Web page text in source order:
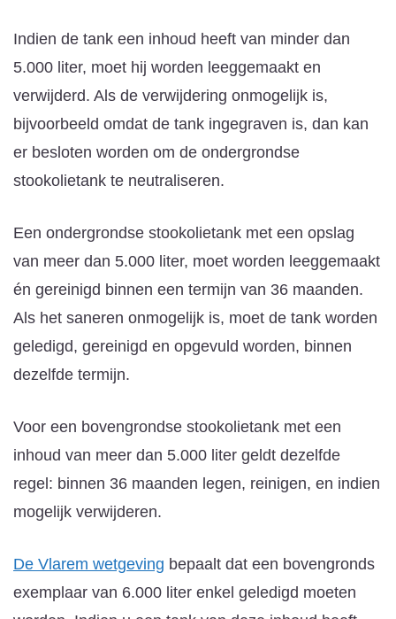
Indien de tank een inhoud heeft van minder dan
5.000 liter, moet hij worden leeggemaakt en
verwijderd. Als de verwijdering onmogelijk is,
bijvoorbeeld omdat de tank ingegraven is, dan kan
er besloten worden om de ondergrondse
stookolietank te neutraliseren.
Een ondergrondse stookolietank met een opslag
van meer dan 5.000 liter, moet worden leeggemaakt
én gereinigd binnen een termijn van 36 maanden.
Als het saneren onmogelijk is, moet de tank worden
geledigd, gereinigd en opgevuld worden, binnen
dezelfde termijn.
Voor een bovengrondse stookolietank met een
inhoud van meer dan 5.000 liter geldt dezelfde
regel: binnen 36 maanden legen, reinigen, en indien
mogelijk verwijderen.
De Vlarem wetgeving bepaalt dat een bovengronds
exemplaar van 6.000 liter enkel geledigd moeten